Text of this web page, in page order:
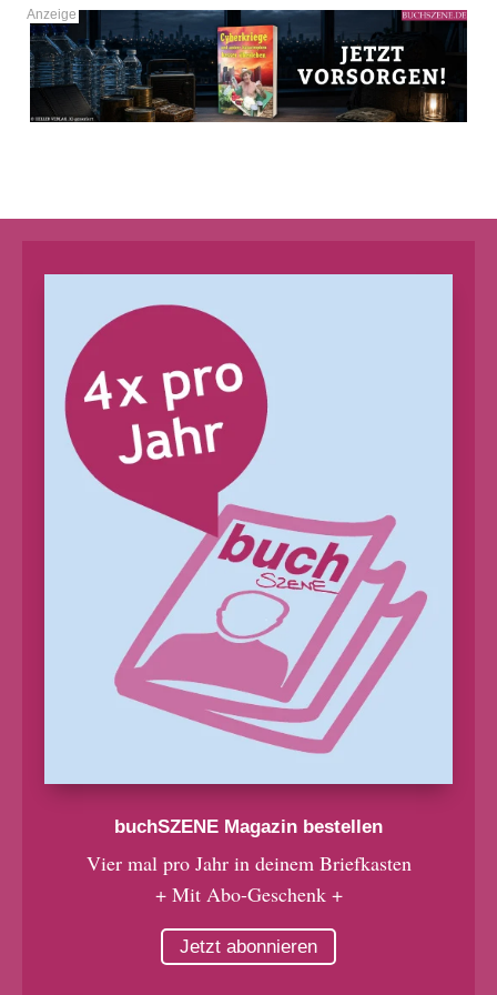
buchSZENE Magazin bestellen
Vier mal pro Jahr in deinem Briefkasten
+ Mit Abo-Geschenk +
Jetzt abonnieren